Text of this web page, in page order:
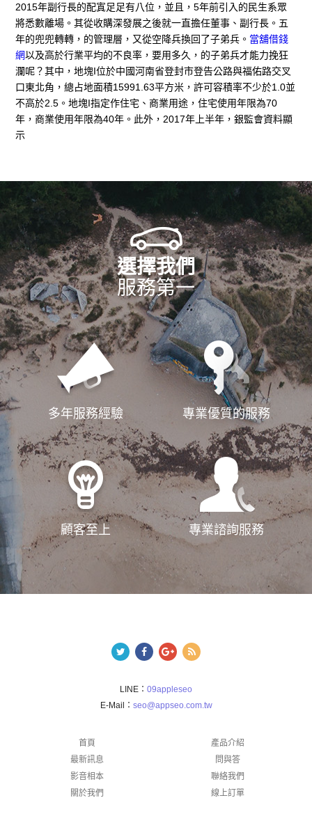
2015年副行長的配寘足足有八位，並且，5年前引入的民生系眾
將悉數離場。其從收購深發展之後就一直擔任董事、副行長。五
年的兜兜轉轉，的管理層，又從空降兵換回了子弟兵。 當舖借錢
網以及高於行業平均的不良率，要用多久，的子弟兵才能力挽狂
瀾呢？其中，地塊I位於中國河南省登封市登告公路與福佑路交叉
口東北角，總占地面積15991.63平方米，許可容積率不少於1.0並
不高於2.5。地塊I指定作住宅、商業用途，住宅使用年限為70
年，商業使用年限為40年。此外，2017年上半年，銀監會資料顯
示
選擇我們
服務第一
多年服務經驗 專業優質的服務
顧客至上 專業諮詢服務
LINE： 09appleseo
E-Mail： seo@appseo.com.tw
首頁
產品介紹
最新訊息
問與答
影音相本
聯絡我們
關於我們
線上訂單